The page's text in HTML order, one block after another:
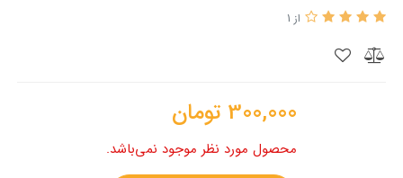
از 1
300,000 تومان
محصول مورد نظر موجود نمی‌باشد.